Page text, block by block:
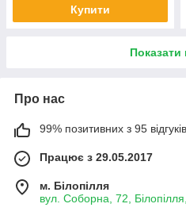
Купити
Показати
Про нас
99% позитивних з 95
Працює з 29.05.2017
м. Білопілля
вул. Соборна, 72,